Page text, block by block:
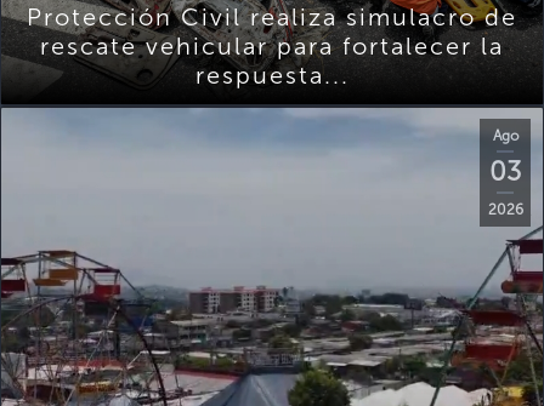
Protección Civil realiza simulacro de
rescate vehicular para fortalecer la
respuesta...
Ago
03
2026